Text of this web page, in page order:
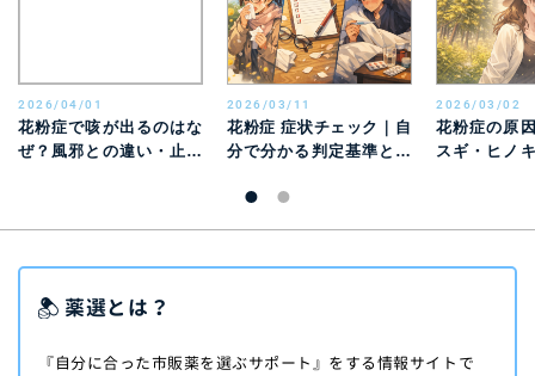
2026/04/01
花粉症で咳が出るのはな
ぜ？風邪との違い・止ま
2026/03/11
花粉症 症状チェック｜自
分で分かる判定基準と風
2026/03/02
花粉症の原
スギ・ヒノ
薬選とは？
『自分に合った市販薬を選ぶサポート』をする情報サイトで